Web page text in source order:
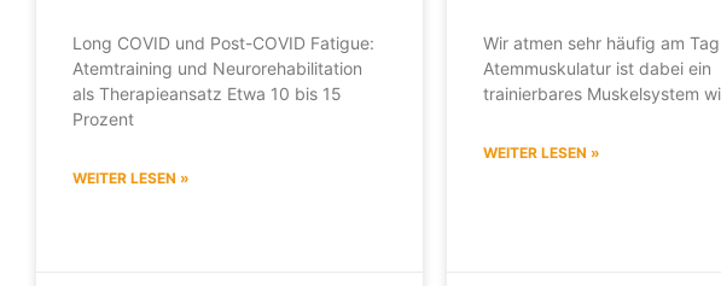
Long COVID und Post-COVID Fatigue:
Atemtraining und Neurorehabilitation
als Therapieansatz Etwa 10 bis 15
Prozent
WEITER LESEN »
Wir atmen sehr häufig am
Atemmuskulatur ist dabei ein
trainierbares Muskelsystem
WEITER LESEN »